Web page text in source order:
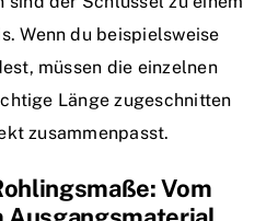
Wenn du beispielsweise
müssen die einzelnen
Länge zugeschnitten
zusammenpasst.
Vom